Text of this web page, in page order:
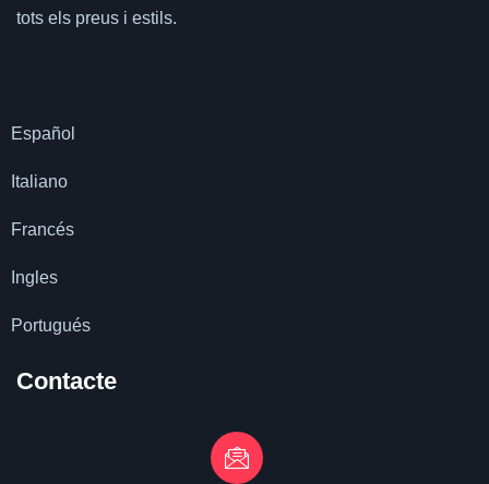
tots els preus i estils.
Español
Italiano
Francés
Ingles
Portugués
Contacte